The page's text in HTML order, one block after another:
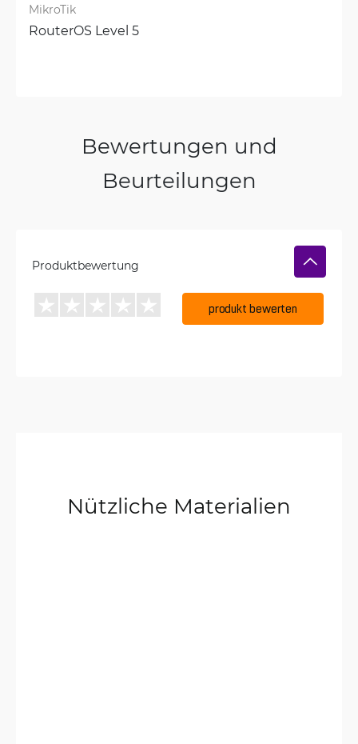
MikroTik
RouterOS Level 5
Bewertungen und
Beurteilungen
Produktbewertung
produkt bewerten
Nützliche Materialien